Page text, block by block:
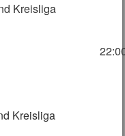
Kreisliga
Kreisliga